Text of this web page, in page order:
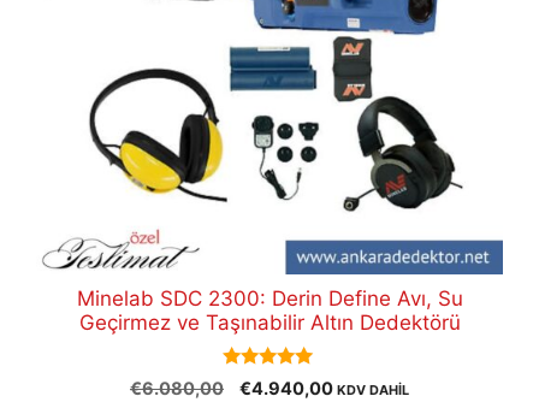
Minelab SDC 2300: Derin Define Avı, Su
Geçirmez ve Taşınabilir Altın Dedektörü
5.00
out of 5
€6.080,00
Orijinal
€4.940,00Şu
KDV DAHİL